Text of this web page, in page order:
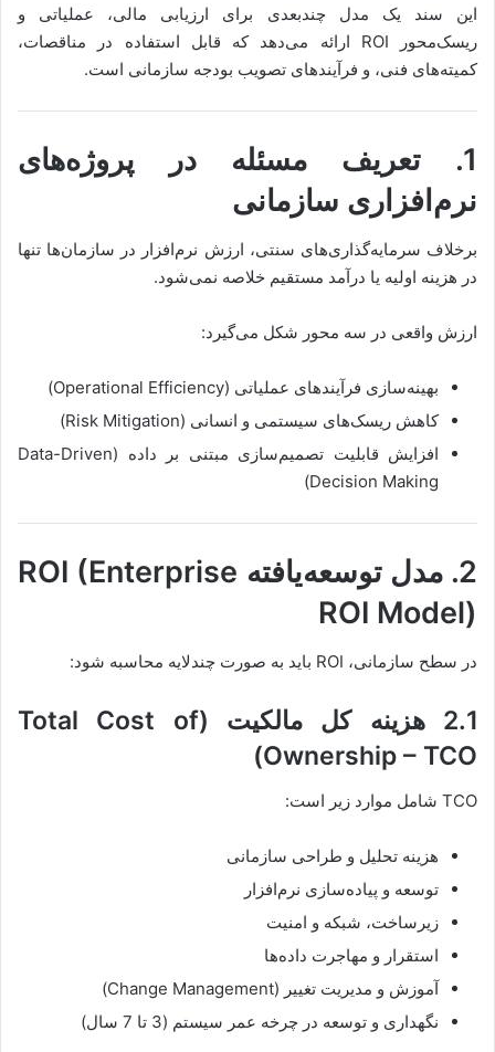
این سند یک مدل چندبعدی برای ارزیابی مالی، عملیاتی و
ریسک‌محور ROI ارائه می‌دهد که قابل استفاده در مناقصات،
کمیته‌های فنی، و فرآیندهای تصویب بودجه سازمانی است.
1. تعریف مسئله در پروژه‌های
نرم‌افزاری سازمانی
برخلاف سرمایه‌گذاری‌های سنتی، ارزش نرم‌افزار در سازمان‌ها تنها
در هزینه اولیه یا درآمد مستقیم خلاصه نمی‌شود.
ارزش واقعی در سه محور شکل می‌گیرد:
بهینه‌سازی فرآیندهای عملیاتی (Operational Efficiency)
کاهش ریسک‌های سیستمی و انسانی (Risk Mitigation)
افزایش قابلیت تصمیم‌سازی مبتنی بر داده (Data-Driven
Decision Making)
2. مدل توسعه‌یافته ROI (Enterprise
ROI Model)
در سطح سازمانی، ROI باید به صورت چندلایه محاسبه شود:
2.1 هزینه کل مالکیت (Total Cost of
Ownership – TCO)
TCO شامل موارد زیر است:
هزینه تحلیل و طراحی سازمانی
توسعه و پیاده‌سازی نرم‌افزار
زیرساخت، شبکه و امنیت
استقرار و مهاجرت داده‌ها
آموزش و مدیریت تغییر (Change Management)
نگهداری و توسعه در چرخه عمر سیستم (3 تا 7 سال)